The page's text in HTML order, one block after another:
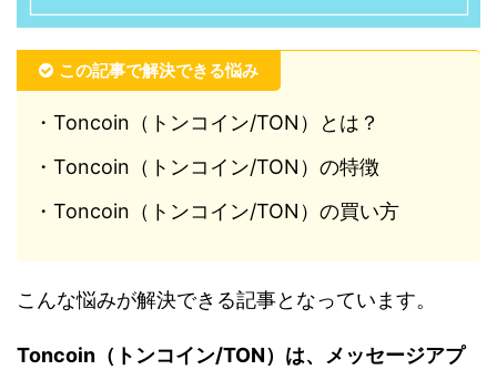
この記事で解決できる悩み
・Toncoin（トンコイン/TON）とは？
・Toncoin（トンコイン/TON）の特徴
・Toncoin（トンコイン/TON）の買い方
こんな悩みが解決できる記事となっています。
Toncoin（トンコイン/TON）は、メッセージアプ